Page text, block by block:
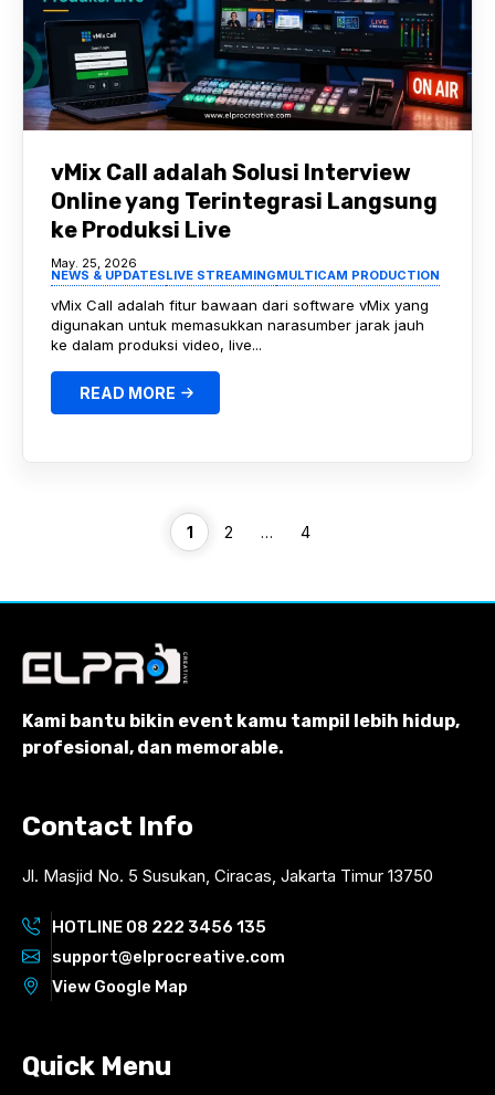
vMix Call adalah Solusi Interview
Online yang Terintegrasi Langsung
ke Produksi Live
May. 25, 2026
NEWS & UPDATESLIVE STREAMINGMULTICAM PRODUCTION
vMix Call adalah fitur bawaan dari software vMix yang
digunakan untuk memasukkan narasumber jarak jauh
ke dalam produksi video, live...
READ MORE
Page
1 Page
2 … Page
4
Kami bantu bikin event kamu tampil lebih hidup,
profesional, dan memorable.
Contact Info
Jl. Masjid No. 5 Susukan, Ciracas, Jakarta Timur 13750
HOTLINE 08 222 3456 135
support@elprocreative.com
View Google Map
Quick Menu